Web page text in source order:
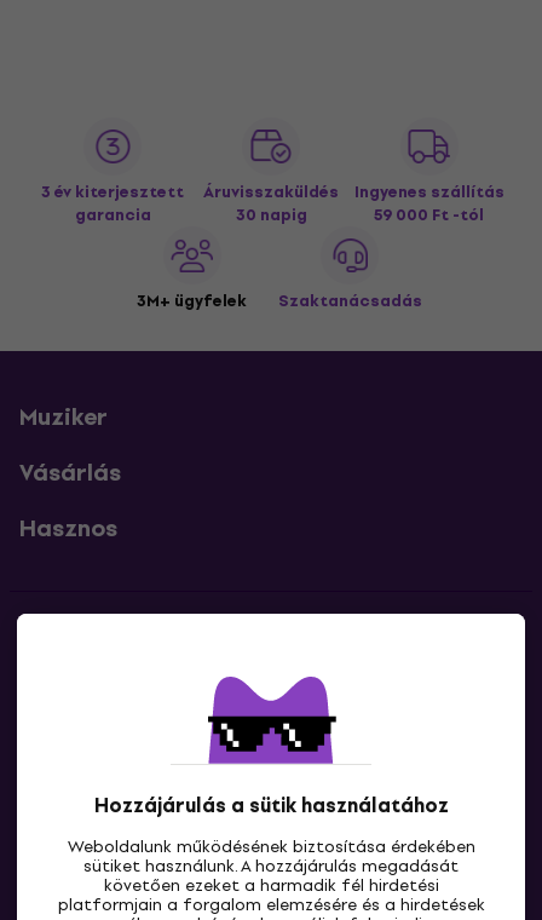
Hozzájárulás a sütik használatához
Weboldalunk működésének biztosítása érdekében
sütiket használunk. A hozzájárulás megadását
követően ezeket a harmadik fél hirdetési
platformjain a forgalom elemzésére és a hirdetések
3 év kiterjesztett
garancia
Áruvisszaküldés
30 napig
Ingyenes szállítás
59 000 Ft -tól
3M+ ügyfelek Szaktanácsadás
Muziker
Vásárlás
Hasznos
Lépj kapcsolatba velünk